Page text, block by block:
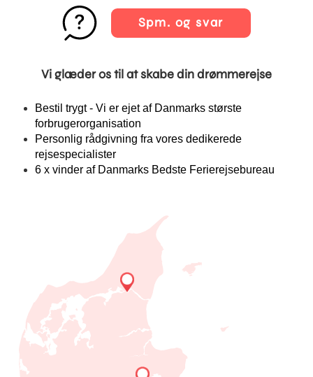
Spm. og svar
Vi glæder os til at skabe din drømmerejse
Bestil trygt - Vi er ejet af Danmarks største
forbrugerorganisation
Personlig rådgivning fra vores dedikerede
rejsespecialister
6 x vinder af Danmarks Bedste Ferierejsebureau